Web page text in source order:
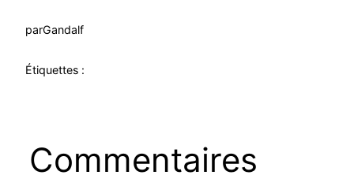
parGandalf
Étiquettes :
Commentaires